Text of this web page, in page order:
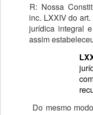
R: Nossa
inc. LXXIV do
jurídica integral
assim
Do mesmo